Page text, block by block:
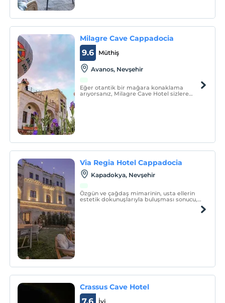
Milagre Cave Cappadocia
Müthiş
9.6
Avanos, Nevşehir
Eğer otantik bir mağara konaklama
arıyorsanız, Milagre Cave Hotel sizlere
Via Regia Hotel Cappadocia
Kapadokya, Nevşehir
Özgün ve çağdaş mimarinin, usta ellerin
estetik dokunuşlarıyla buluşması sonucu,
Crassus Cave Hotel
İyi